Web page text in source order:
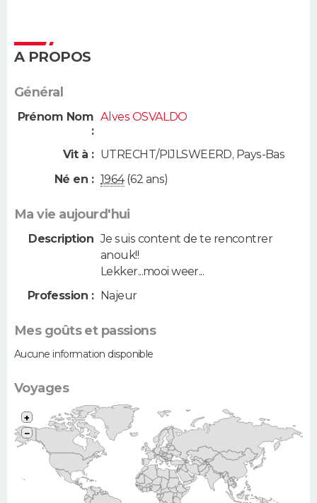
A PROPOS
Général
Prénom Nom
:
Alves OSVALDO
Vit à : UTRECHT/PIJLSWEERD, Pays-Bas
Né en : 1964(62 ans)
Ma vie aujourd'hui
Description Je suis content de te rencontrer
anouk!!
Lekker...mooi weer...
Profession :
Najeur
Mes goûts et passions
Aucune information disponible
Voyages
+
−